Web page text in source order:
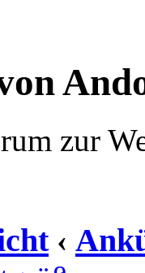
zur
‹